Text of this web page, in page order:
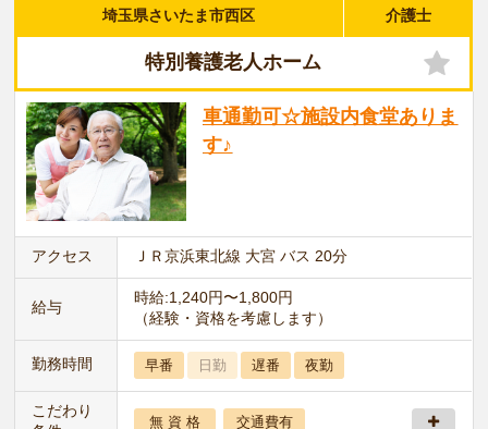
埼玉県さいたま市西区 介護士
特別養護老人ホーム
車通勤可☆施設内食堂ありま
す♪
アクセス ＪＲ京浜東北線 大宮 バス 20分
給与
時給:1,240円〜1,800円
（経験・資格を考慮します）
勤務時間 早番 日勤 遅番 夜勤
こだわり
無 資 格 交通費有